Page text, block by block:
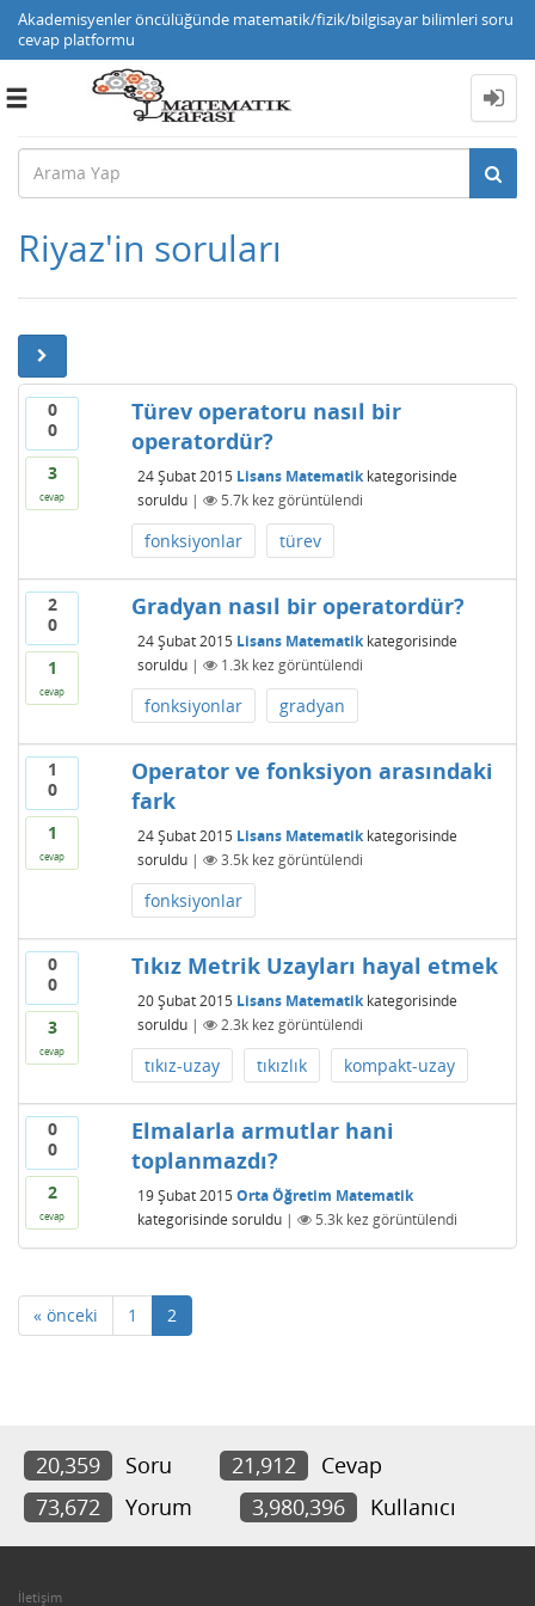
Akademisyenler öncülüğünde matematik/fizik/bilgisayar bilimleri soru
cevap platformu
Toggle
Riyaz'in soruları
0
0
3
cevap
Türev operatoru nasıl bir
operatordür?
24 Şubat 2015 Lisans Matematikkategorisinde
soruldu | 5.7kkez görüntülendi
fonksiyonlar türev
2
0
1
cevap
Gradyan nasıl bir operatordür?
24 Şubat 2015 Lisans Matematikkategorisinde
soruldu | 1.3kkez görüntülendi
fonksiyonlar gradyan
1
0
1
cevap
Operator ve fonksiyon arasındaki
fark
24 Şubat 2015 Lisans Matematikkategorisinde
soruldu | 3.5kkez görüntülendi
fonksiyonlar
0
0
3
cevap
Tıkız Metrik Uzayları hayal etmek
20 Şubat 2015 Lisans Matematikkategorisinde
soruldu | 2.3kkez görüntülendi
tıkız-uzay tıkızlık kompakt-uzay
0
0
2
cevap
Elmalarla armutlar hani
toplanmazdı?
19 Şubat 2015 Orta Öğretim Matematik
kategorisinde soruldu | 5.3kkez görüntülendi
« önceki 1 2
20,359 Soru 21,912
Cevap
73,672
Yorum 3,980,396 Kullanıcı
İletişim